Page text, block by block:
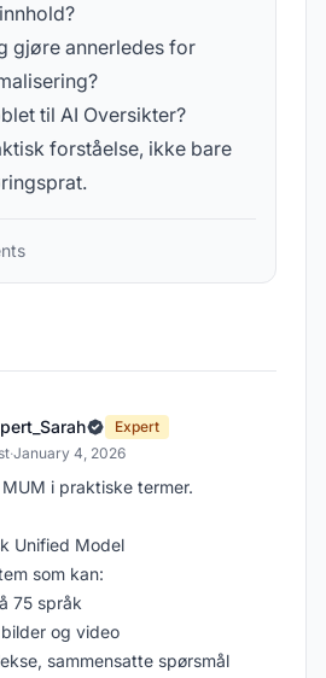
gjøre annerledes for
til AI Oversikter?
forståelse, ikke bare
Expert
·January 4, 2026
i praktiske termer.
Unified Model
som kan:
75 språk
og video
sammensatte spørsmål